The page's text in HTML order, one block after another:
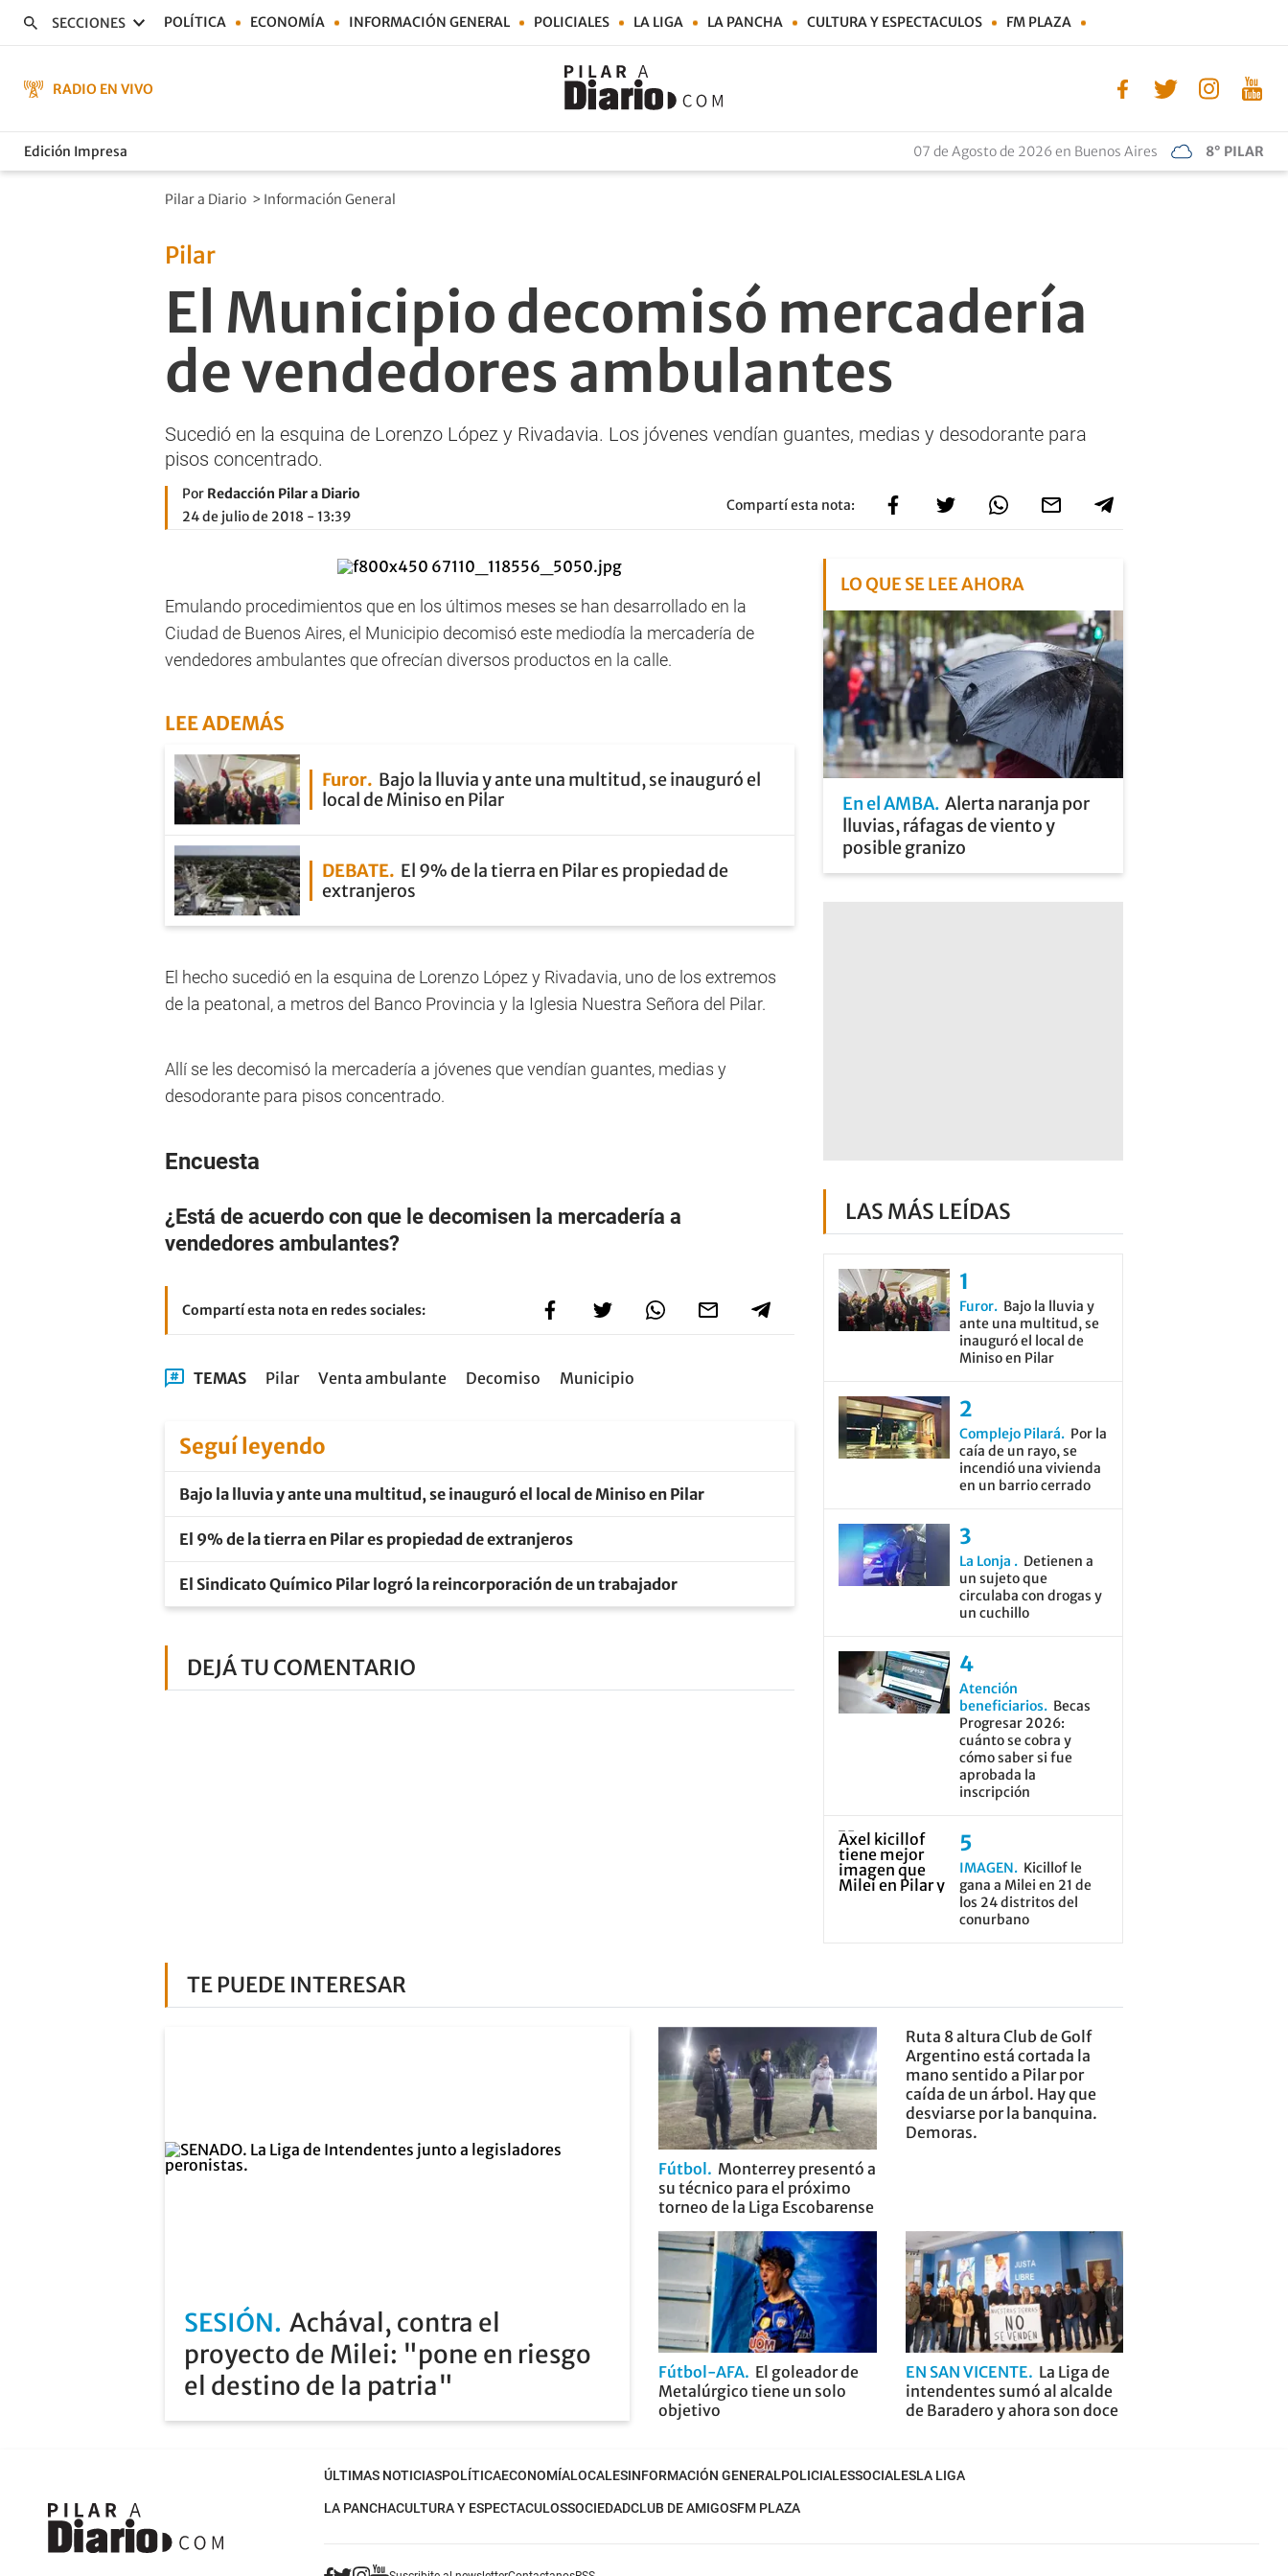
SECCIONES POLÍTICA ECONOMÍA INFORMACIÓN GENERAL POLICIALES LA LIGA LA PANCHA CULTURA Y ESPECTACULOS FM PLAZA
RADIO EN VIVO
Edición Impresa 07 de Agosto de 2026 en Buenos Aires 8° PILAR
Pilar a Diario > Información General
Pilar
El Municipio decomisó mercadería
de vendedores ambulantes
Sucedió en la esquina de Lorenzo López y Rivadavia. Los jóvenes vendían guantes, medias y desodorante para
pisos concentrado.
Por Redacción Pilar a Diario
24 de julio de 2018 - 13:39
Compartí esta nota:
Emulando procedimientos que en los últimos meses se han desarrollado en la
Ciudad de Buenos Aires, el Municipio decomisó este mediodía la mercadería de
vendedores ambulantes que ofrecían diversos productos en la calle.
LEE ADEMÁS
Furor Bajo la lluvia y ante una multitud, se inauguró el
local de Miniso en Pilar
DEBATE El 9% de la tierra en Pilar es propiedad de
extranjeros
El hecho sucedió en la esquina de Lorenzo López y Rivadavia, uno de los extremos
de la peatonal, a metros del Banco Provincia y la Iglesia Nuestra Señora del Pilar.
Allí se les decomisó la mercadería a jóvenes que vendían guantes, medias y
desodorante para pisos concentrado.
Encuesta
¿Está de acuerdo con que le decomisen la mercadería a
vendedores ambulantes?
Compartí esta nota en redes sociales:
TEMAS Pilar Venta ambulante Decomiso Municipio
Seguí leyendo
Bajo la lluvia y ante una multitud, se inauguró el local de Miniso en Pilar
El 9% de la tierra en Pilar es propiedad de extranjeros
El Sindicato Químico Pilar logró la reincorporación de un trabajador
DEJÁ TU COMENTARIO
LO QUE SE LEE AHORA
En el AMBA Alerta naranja por
lluvias, ráfagas de viento y
posible granizo
LAS MÁS LEÍDAS
Furor
Bajo la lluvia y
ante una multitud, se
inauguró el local de
Miniso en Pilar
Complejo Pilará
Por la
caía de un rayo, se
incendió una vivienda
en un barrio cerrado
La Lonja
Detienen a
un sujeto que
circulaba con drogas y
un cuchillo
Atención
beneficiarios
Becas
Progresar 2026:
cuánto se cobra y
cómo saber si fue
aprobada la
inscripción
IMAGEN
Kicillof le
gana a Milei en 21 de
los 24 distritos del
conurbano
TE PUEDE INTERESAR
SESIÓN Achával, contra el
proyecto de Milei: "pone en riesgo
el destino de la patria"
Fútbol
Monterrey presentó a
su técnico para el próximo
torneo de la Liga Escobarense
Ruta 8 altura Club de Golf
Argentino está cortada la
mano sentido a Pilar por
caída de un árbol. Hay que
desviarse por la banquina.
Demoras.
Fútbol-AFA El goleador de
Metalúrgico tiene un solo
objetivo
EN SAN VICENTE
La Liga de
intendentes sumó al alcalde
de Baradero y ahora son doce
ÚLTIMAS NOTICIASPOLÍTICAECONOMÍALOCALESINFORMACIÓN GENERALPOLICIALESSOCIALESLA LIGA
LA PANCHACULTURA Y ESPECTACULOSSOCIEDADCLUB DE AMIGOSFM PLAZA